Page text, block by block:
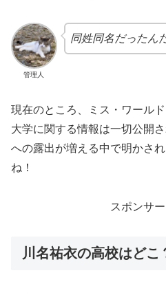
管理人
同姓同名だったん
現在のところ、ミス・ワール
大学に関する情報は一切公開
への露出が増える中で明かさ
ね！
スポンサ
川名祐衣の高校はどこ